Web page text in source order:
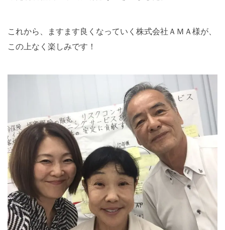
これから、ますます良くなっていく株式会社ＡＭＡ様が、
この上なく楽しみです！